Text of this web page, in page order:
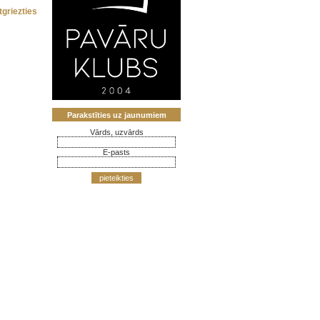
Parakstīties uz jaunumiem
Vārds, uzvārds
E-pasts
pieteikties